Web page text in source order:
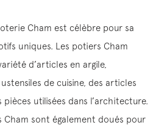
Cham est célèbre pour sa
uniques. Les potiers Cham
d’articles en argile,
de cuisine, des articles
utilisées dans l’architecture.
Cham sont également doués pour